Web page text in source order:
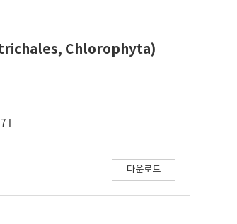
Chlorophyta)
다운로드